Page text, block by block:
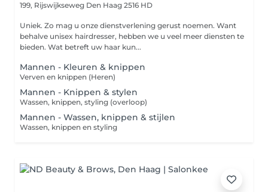
199, Rijswijkseweg Den Haag 2516 HD
Uniek. Zo mag u onze dienstverlening gerust noemen. Want
behalve unisex hairdresser, hebben we u veel meer diensten te
bieden. Wat betreft uw haar kun...
Mannen - Kleuren & knippen
Verven en knippen (Heren)
Mannen - Knippen & stylen
Wassen, knippen, styling (overloop)
Mannen - Wassen, knippen & stijlen
Wassen, knippen en styling